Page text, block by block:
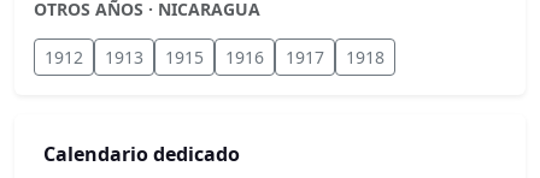
OTROS AÑOS · NICARAGUA
1912 1913 1915 1916 1917 1918
Calendario dedicado